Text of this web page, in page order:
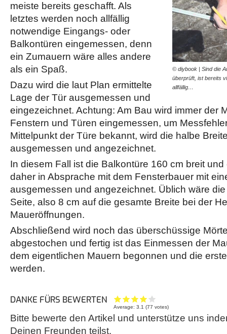
© diybook | Sind die
überprüft, ist bereits
allfällig…
meiste bereits geschafft. Als
letztes werden noch allfällig
notwendige Eingangs- oder
Balkontüren eingemessen, denn
ein Zumauern wäre alles andere
als ein Spaß.
Dazu wird die laut Plan ermittelte
Lage der Tür ausgemessen und
eingezeichnet. Achtung: Am Bau wird immer der
Fenstern und Türen eingemessen, um
Mittelpunkt der Türe bekannt, wird die halbe
ausgemessen und angezeichnet.
In diesem Fall ist die Balkontüre 160 cm breit
daher in Absprache mit dem Fensterbauer mit
ausgemessen und angezeichnet. Üblich wäre
Seite, also 8 cm auf die gesamte Breite bei der
Maueröffnungen.
Abschließend wird noch das überschüssige
abgestochen und fertig ist das Einmessen der
dem eigentlichen Mauern begonnen und die
werden.
DANKE FÜRS BEWERTEN
Average:3.1 (77 votes)
Bitte bewerte den Artikel und unterstütze uns
Deinen Freunden teilst.